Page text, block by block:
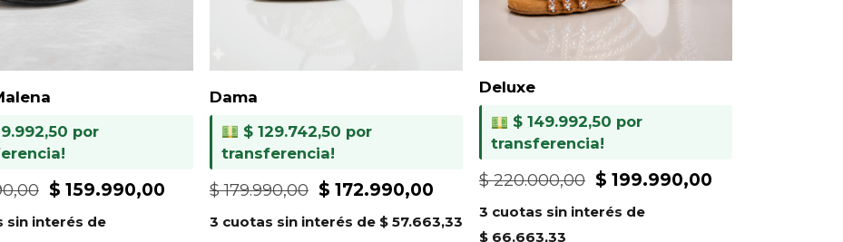
por
El
precio
$ 159.990,00El
precio
sin interés de
Dama
$129.742,50 por
transferencia!
$179.990,00 El
precio
$ 172.990,00El
precio
3 cuotas sin interés de $57.663,33
Deluxe
$149.992,50 por
transferencia!
$220.000,00 El
precio
$ 199.990,00El
3 cuotas sin interés de
$66.663,33